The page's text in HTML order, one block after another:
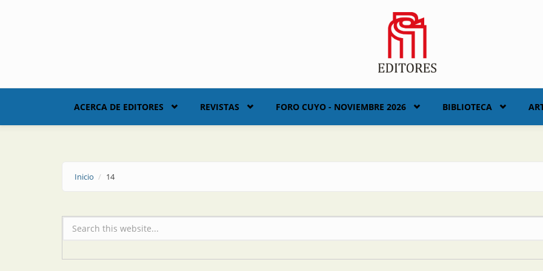
ACERCA DE EDITORES REVISTAS FORO CUYO - NOVIEMBRE 2026 BIBLIOTECA
Inicio 14
Formulario de búsqueda